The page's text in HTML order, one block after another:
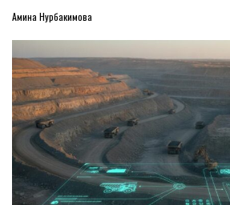
Амина Нурбакимова